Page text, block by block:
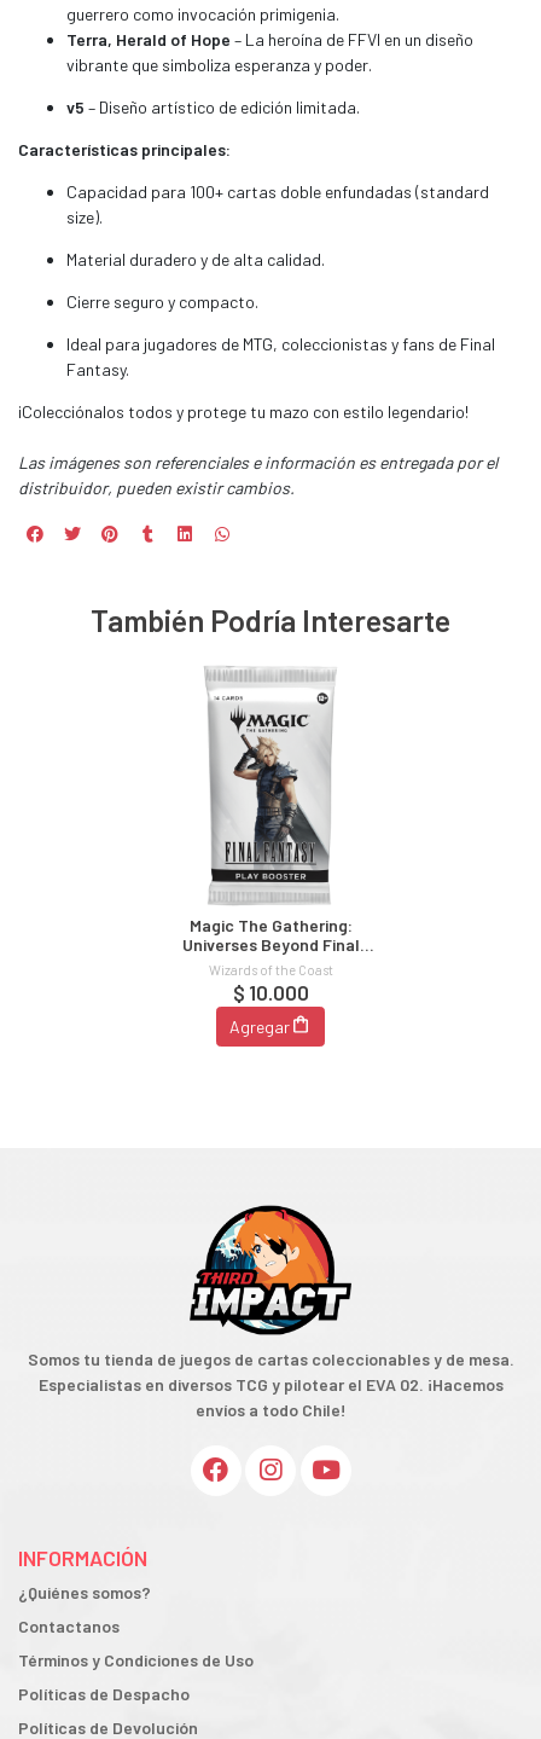
guerrero como invocación primigenia.
Terra, Herald of Hope – La heroína de FFVI en un diseño
vibrante que simboliza esperanza y poder.
v5 – Diseño artístico de edición limitada.
Características principales:
Capacidad para 100+ cartas doble enfundadas (standard
size).
Material duradero y de alta calidad.
Cierre seguro y compacto.
Ideal para jugadores de MTG, coleccionistas y fans de Final
Fantasy.
¡Colecciónalos todos y protege tu mazo con estilo legendario!
Las imágenes son referenciales e información es entregada por el
distribuidor, pueden existir cambios.
También Podría Interesarte
Magic The Gathering:
Universes Beyond Final
Fantasy Play Booster Pack
Wizards of the Coast
$ 10.000
Agregar
Somos tu tienda de juegos de cartas coleccionables y de mesa.
Especialistas en diversos TCG y pilotear el EVA 02. ¡Hacemos
envíos a todo Chile!
INFORMACIÓN
¿Quiénes somos?
Contactanos
Términos y Condiciones de Uso
Políticas de Despacho
Políticas de Devolución